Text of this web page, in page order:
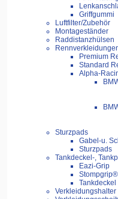
Griffgummi
Luftfilter/Zubehör
Montageständer
Raddistanzhülsen
Premium
Standard
Alpha-
Sturzpads
Gabel-u.
Sturzpads
Tankdeckel-,
Eazi-Grip
Stompgrip®
Tankdeckel
Verkleidungshalter